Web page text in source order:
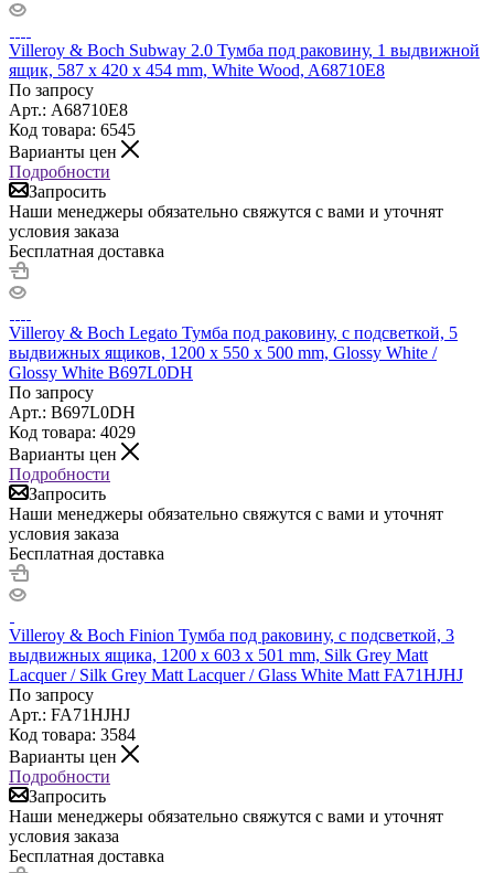
Villeroy & Boch Subway 2.0 Тумба под раковину, 1 выдвижной
ящик, 587 x 420 x 454 mm, White Wood, A68710E8
По запросу
Арт.: A68710E8
Код товара: 6545
Варианты цен
Подробности
Запросить
Наши менеджеры обязательно свяжутся с вами и уточнят
условия заказа
Бесплатная доставка
Villeroy & Boch Legato Тумба под раковину, с подсветкой, 5
выдвижных ящиков, 1200 x 550 x 500 mm, Glossy White /
Glossy White B697L0DH
По запросу
Арт.: B697L0DH
Код товара: 4029
Варианты цен
Подробности
Запросить
Наши менеджеры обязательно свяжутся с вами и уточнят
условия заказа
Бесплатная доставка
Villeroy & Boch Finion Тумба под раковину, с подсветкой, 3
выдвижных ящика, 1200 x 603 x 501 mm, Silk Grey Matt
Lacquer / Silk Grey Matt Lacquer / Glass White Matt FA71HJHJ
По запросу
Арт.: FA71HJHJ
Код товара: 3584
Варианты цен
Подробности
Запросить
Наши менеджеры обязательно свяжутся с вами и уточнят
условия заказа
Бесплатная доставка